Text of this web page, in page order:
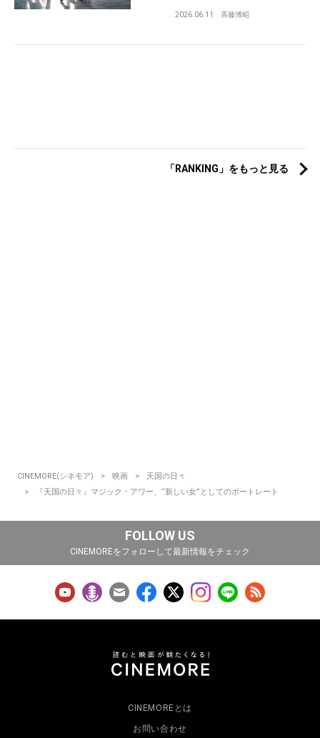
2026.06.11 斉藤博昭
「RANKING」をもっと見る
CINEMORE(シネモア) 映画
天国の日々
『天国の日々』マジック・アワー、“新しい女”としてのポートレート
FOLLOW US
CINEMOREをフォローして最新情報をチェック
CINEMOREとは
お問い合わせ